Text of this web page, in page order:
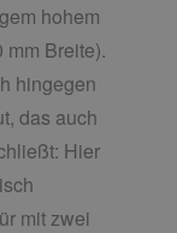
hohem
Breite).
hingegen
das auch
Hier
mit zwei